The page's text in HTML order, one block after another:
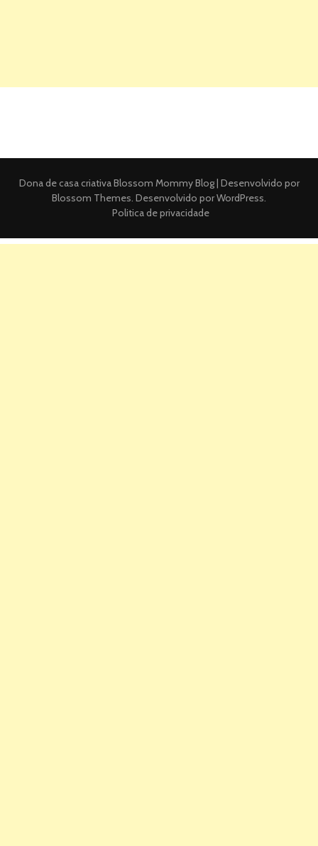
Dona de casa criativaBlossom Mommy Blog | Desenvolvido por
Blossom Themes. Desenvolvido porWordPress.
Politica de privacidade